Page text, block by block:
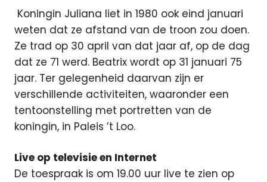
Koningin Juliana liet in 1980 ook eind januari
weten dat ze afstand van de troon zou doen.
Ze trad op 30 april van dat jaar af, op de dag
dat ze 71 werd. Beatrix wordt op 31 januari 75
jaar. Ter gelegenheid daarvan zijn er
verschillende activiteiten, waaronder een
tentoonstelling met portretten van de
koningin, in Paleis ’t Loo.
Live op televisie en Internet
De toespraak is om 19.00 uur live te zien op